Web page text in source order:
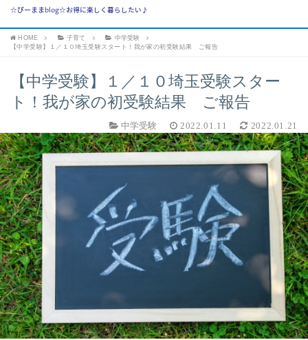
☆ぴーままblog☆お得に楽しく暮らしたい♪
HOME 子育て
中学受験
【中学受験】１／１０埼玉受験スタート！我が家の初受験結果 ご報告
【中学受験】１／１０埼玉受験スター
ト！我が家の初受験結果 ご報告
中学受験 2022.01.11 2022.01.21